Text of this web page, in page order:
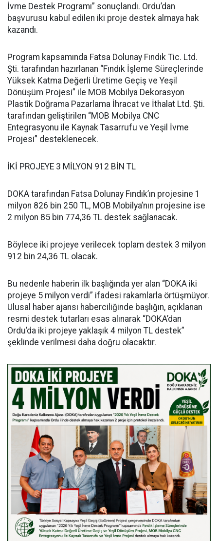
İvme Destek Programı” sonuçlandı. Ordu’dan
başvurusu kabul edilen iki proje destek almaya hak
kazandı.
Program kapsamında Fatsa Dolunay Fındık Tic. Ltd.
Şti. tarafından hazırlanan “Fındık İşleme Süreçlerinde
Yüksek Katma Değerli Üretime Geçiş ve Yeşil
Dönüşüm Projesi” ile MOB Mobilya Dekorasyon
Plastik Doğrama Pazarlama İhracat ve İthalat Ltd. Şti.
tarafından geliştirilen “MOB Mobilya CNC
Entegrasyonu ile Kaynak Tasarrufu ve Yeşil İvme
Projesi” desteklenecek.
İKİ PROJEYE 3 MİLYON 912 BİN TL
DOKA tarafından Fatsa Dolunay Fındık’ın projesine 1
milyon 826 bin 250 TL, MOB Mobilya’nın projesine ise
2 milyon 85 bin 774,36 TL destek sağlanacak.
Böylece iki projeye verilecek toplam destek 3 milyon
912 bin 24,36 TL olacak.
Bu nedenle haberin ilk başlığında yer alan “DOKA iki
projeye 5 milyon verdi” ifadesi rakamlarla örtüşmüyor.
Ulusal haber ajansı haberciliğinde başlığın, açıklanan
resmi destek tutarları esas alınarak “DOKA’dan
Ordu’da iki projeye yaklaşık 4 milyon TL destek”
şeklinde verilmesi daha doğru olacaktır.